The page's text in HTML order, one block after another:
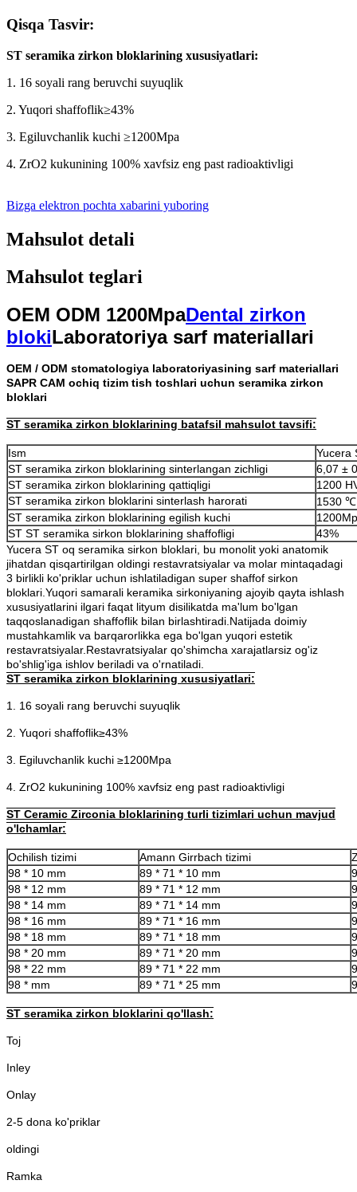
Qisqa Tasvir:
ST seramika zirkon bloklarining xususiyatlari:
1. 16 soyali rang beruvchi suyuqlik
2. Yuqori shaffoflik≥43%
3. Egiluvchanlik kuchi ≥1200Mpa
4. ZrO2 kukunining 100% xavfsiz eng past radioaktivligi
Bizga elektron pochta xabarini yuboring
Mahsulot detali
Mahsulot teglari
OEM ODM 1200MpaDental zirkon
blokiLaboratoriya sarf materiallari
OEM / ODM stomatologiya laboratoriyasining sarf materiallari
SAPR CAM ochiq tizim tish toshlari uchun seramika zirkon
bloklari
ST seramika zirkon bloklarining batafsil mahsulot tavsifi:
Ism
Yucera
ST seramika zirkon bloklarining sinterlangan zichligi
6,07 ±
ST seramika zirkon bloklarining qattiqligi
1200
ST seramika zirkon bloklarini sinterlash harorati
1530 ℃
ST seramika zirkon bloklarining egilish kuchi
ST ST seramika sirkon bloklarining shaffofligi
43%
Yucera ST oq seramika sirkon bloklari, bu monolit yoki anatomik
jihatdan qisqartirilgan oldingi restavratsiyalar va molar mintaqadagi
3 birlikli ko'priklar uchun ishlatiladigan super shaffof sirkon
bloklari.Yuqori samarali keramika sirkoniyaning ajoyib qayta ishlash
xususiyatlarini ilgari faqat lityum disilikatda ma'lum bo'lgan
taqqoslanadigan shaffoflik bilan birlashtiradi.Natijada doimiy
mustahkamlik va barqarorlikka ega bo'lgan yuqori estetik
restavratsiyalar.Restavratsiyalar qo'shimcha xarajatlarsiz og'iz
bo'shlig'iga ishlov beriladi va o'rnatiladi.
ST seramika zirkon bloklarining xususiyatlari:
1. 16 soyali rang beruvchi suyuqlik
2. Yuqori shaffoflik≥43%
3. Egiluvchanlik kuchi ≥1200Mpa
4. ZrO2 kukunining 100% xavfsiz eng past radioaktivligi
ST Ceramic Zirconia bloklarining turli tizimlari uchun mavjud
o'lchamlar:
Ochilish tizimi Amann Girrbach tizimi
98 * 10 mm
89 * 71 * 10 mm
98 * 12 mm
89 * 71 * 12 mm
98 * 14 mm
89 * 71 * 14 mm
98 * 16 mm
89 * 71 * 16 mm
98 * 18 mm
89 * 71 * 18 mm
98 * 20 mm
89 * 71 * 20 mm
98 * 22 mm
89 * 71 * 22 mm
98 * mm
89 * 71 * 25 mm
ST seramika zirkon bloklarini qo'llash:
Toj
Inley
Onlay
2-5 dona ko'priklar
oldingi
Ramka